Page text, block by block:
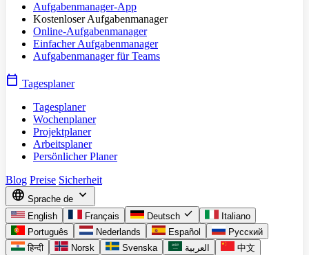
Aufgabenmanager-App
Kostenloser Aufgabenmanager
Online-Aufgabenmanager
Einfacher Aufgabenmanager
Aufgabenmanager für Teams
calendar_today Tagesplaner
Tagesplaner
Wochenplaner
Projektplaner
Arbeitsplaner
Persönlicher Planer
Blog Preise Sicherheit
language Sprache de expand_more
English Français Deutsch check
Italiano
Português
Nederlands Español
Русский
हिन्दी
Norsk Svenska العربية
中文